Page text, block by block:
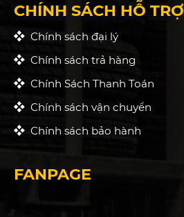
CHÍNH SÁCH HỖ TRỢ
Chính sách đại lý
Chính sách trả hàng
Chính Sách Thanh Toán
Chính sách vận chuyển
Chính sách bảo hành
FANPAGE